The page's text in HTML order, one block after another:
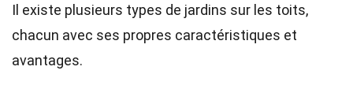
Il existe plusieurs types de jardins sur les toits,
chacun avec ses propres caractéristiques et
avantages.